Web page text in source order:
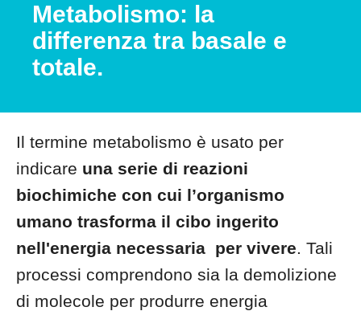
Metabolismo: la
differenza tra basale e
totale.
Il termine metabolismo è usato per
indicare una serie di reazioni
biochimiche con cui l’organismo
umano trasforma il cibo ingerito
nell'energia necessaria per vivere. Tali
processi comprendono sia la demolizione
di molecole per produrre energia